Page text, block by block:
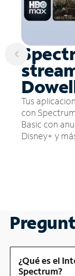
Tus
con
Basic con
Disney+ y
¿Qué es el
Spectrum?